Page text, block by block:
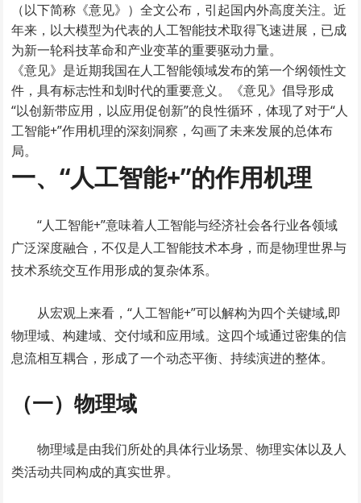
（以下简称《意见》）全文公布，引起国内外高度关注。近
年来，以大模型为代表的人工智能技术取得飞速进展，已成
为新一轮科技革命和产业变革的重要驱动力量。
《意见》是近期我国在人工智能领域发布的第一个纲领性文
件，具有标志性和划时代的重要意义。《意见》倡导形成
“以创新带应用，以应用促创新”的良性循环，体现了对于“人
工智能+”作用机理的深刻洞察，勾画了未来发展的总体布
局。
一、“人工智能+”的作用机理
“人工智能+”意味着人工智能与经济社会各行业各领域
广泛深度融合，不仅是人工智能技术本身，而是物理世界与
技术系统交互作用形成的复杂体系。
从宏观上来看，“人工智能+”可以解构为四个关键域,即
物理域、构建域、交付域和应用域。这四个域通过密集的信
息流相互耦合，形成了一个动态平衡、持续演进的整体。
（一）物理域
物理域是由我们所处的具体行业场景、物理实体以及人
类活动共同构成的真实世界。